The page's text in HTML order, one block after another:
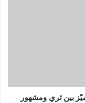
بين ثري ومشهور